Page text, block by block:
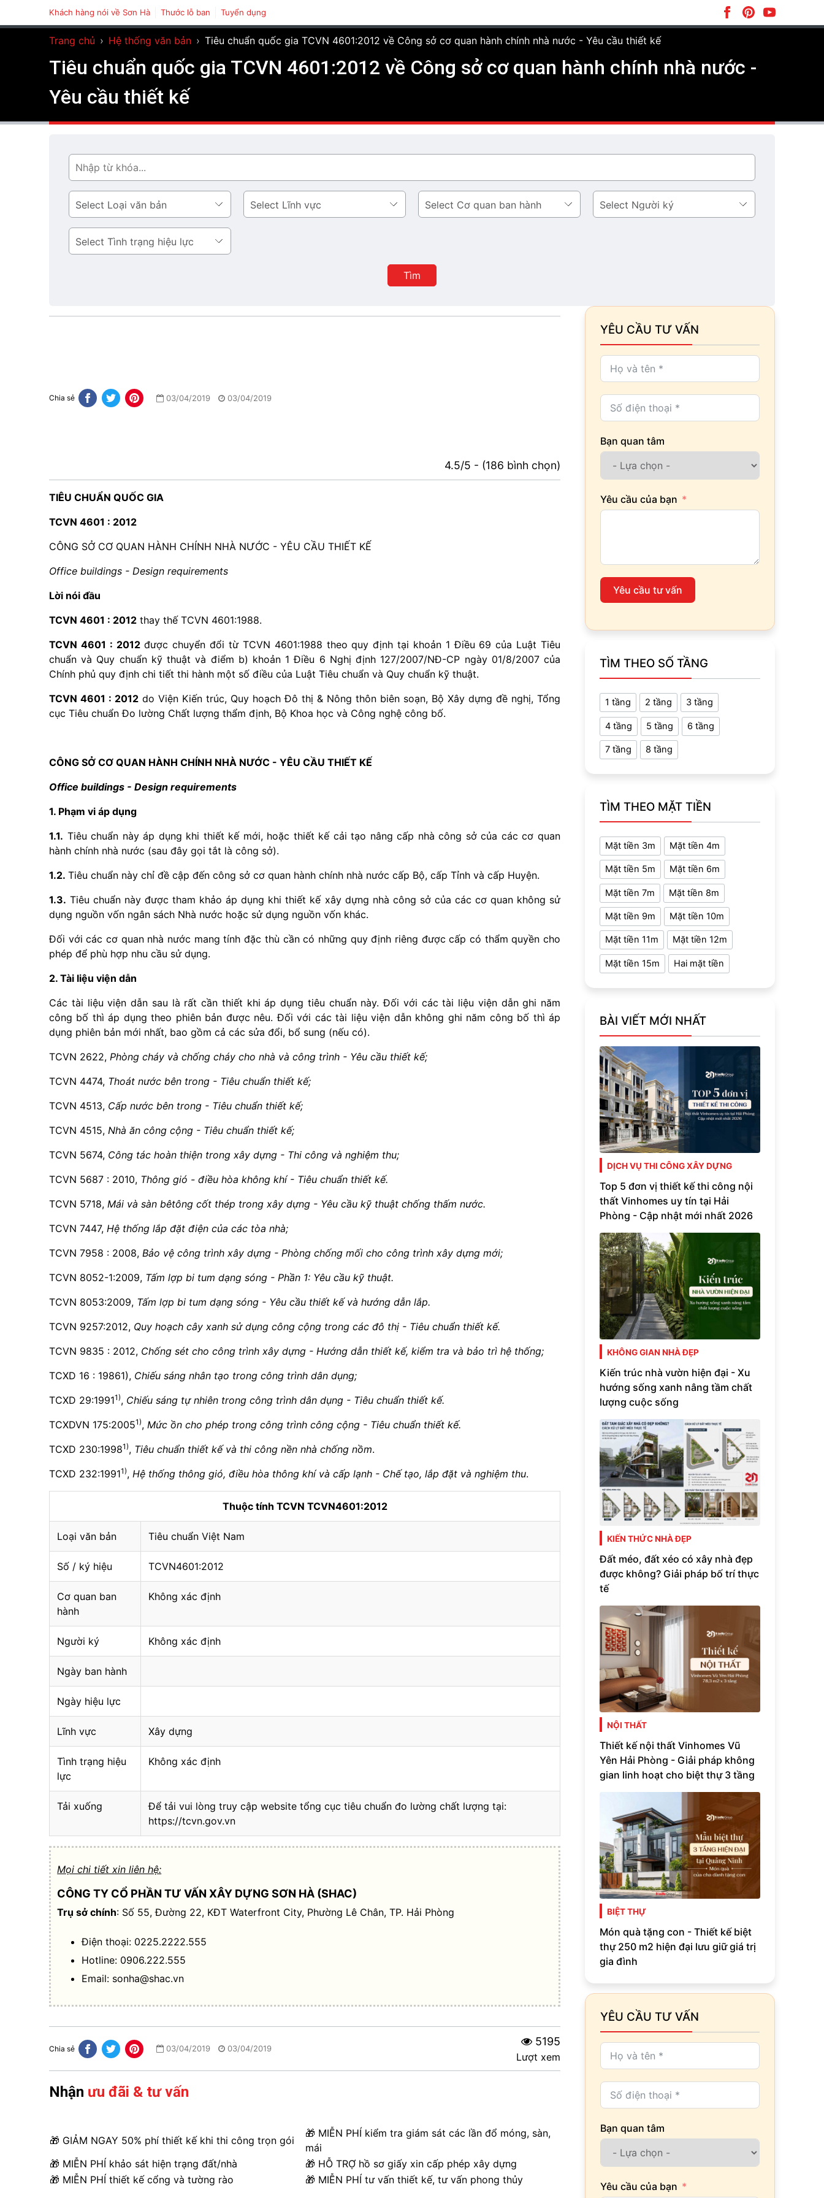
Khách hàng nói về Sơn Hà Thước lỗ ban Tuyển dụng
Trang chủ › Hệ thống văn bản › Tiêu chuẩn quốc gia TCVN 4601:2012 về Công sở cơ quan hành chính nhà nước - Yêu cầu thiết kế
Tiêu chuẩn quốc gia TCVN 4601:2012 về Công sở cơ quan hành chính nhà nước -
Yêu cầu thiết kế
Tìm
Loại
văn
bản
Lĩnh
vực
Cơ
quan
Người
ký
Tình
trạng
Tìm
Chia sẻ 03/04/2019 03/04/2019
4.5/5 - (186 bình chọn)
TIÊU CHUẨN QUỐC GIA
TCVN 4601 : 2012
CÔNG SỞ CƠ QUAN HÀNH CHÍNH NHÀ NƯỚC - YÊU CẦU THIẾT KẾ
Office buildings - Design requirements
Lời nói đầu
TCVN 4601 : 2012 thay thế TCVN 4601:1988.
TCVN 4601 : 2012được chuyển đổi từ TCVN 4601:1988 theo quy định tại khoản 1 Điều 69 của Luật Tiêu
chuẩn và Quy chuẩn kỹ thuật và điểm b) khoản 1 Điều 6 Nghị định 127/2007/NĐ-CP ngày 01/8/2007 của
Chính phủ quy định chi tiết thi hành một số điều của Luật Tiêu chuẩn và Quy chuẩn kỹ thuật.
TCVN 4601 : 2012 do Viện Kiến trúc, Quy hoạch Đô thị & Nông thôn biên soạn, Bộ Xây dựng đề nghị, Tổng
cục Tiêu chuẩn Đo lường Chất lượng thẩm định, Bộ Khoa học và Công nghệ công bố.
CÔNG SỞ CƠ QUAN HÀNH CHÍNH NHÀ NƯỚC - YÊU CẦU THIẾT KẾ
Office buildings - Design requirements
1. Phạm vi áp dụng
1.1. Tiêu chuẩn này áp dụng khi thiết kế mới, hoặc thiết kế cải tạo nâng cấp nhà công sở của các cơ quan
hành chính nhà nước (sau đây gọi tắt là công sở).
1.2. Tiêu chuẩn này chỉ đề cập đến công sở cơ quan hành chính nhà nước cấp Bộ, cấp Tỉnh và cấp Huyện.
1.3. Tiêu chuẩn này được tham khảo áp dụng khi thiết kế xây dựng nhà công sở của các cơ quan không sử
dụng nguồn vốn ngân sách Nhà nước hoặc sử dụng nguồn vốn khác.
Đối với các cơ quan nhà nước mang tính đặc thù cần có những quy định riêng được cấp có thẩm quyền cho
phép để phù hợp nhu cầu sử dụng.
2. Tài liệu viện dẫn
Các tài liệu viện dẫn sau là rất cần thiết khi áp dụng tiêu chuẩn này. Đối với các tài liệu viện dẫn ghi năm
công bố thì áp dụng theo phiên bản được nêu. Đối với các tài liệu viện dẫn không ghi năm công bố thì áp
dụng phiên bản mới nhất, bao gồm cả các sửa đổi, bổ sung (nếu có).
TCVN 2622, Phòng cháy và chống cháy cho nhà và công trình - Yêu cầu thiết kế;
TCVN 4474, Thoát nước bên trong - Tiêu chuẩn thiết kế;
TCVN 4513, Cấp nước bên trong - Tiêu chuẩn thiết kế;
TCVN 4515, Nhà ăn công cộng - Tiêu chuẩn thiết kế;
TCVN 5674, Công tác hoàn thiện trong xây dựng - Thi công và nghiệm thu;
TCVN 5687 : 2010, Thông gió - điều hòa không khí - Tiêu chuẩn thiết kế.
TCVN 5718, Mái và sàn bêtông cốt thép trong xây dựng - Yêu cầu kỹ thuật chống thấm nước.
TCVN 7447, Hệ thống lắp đặt điện của các tòa nhà;
TCVN 7958 : 2008, Bảo vệ công trình xây dựng - Phòng chống mối cho công trình xây dựng mới;
TCVN 8052-1:2009, Tấm lợp bi tum dạng sóng - Phần 1: Yêu cầu kỹ thuật.
TCVN 8053:2009, Tấm lợp bi tum dạng sóng - Yêu cầu thiết kế và hướng dẫn lắp.
TCVN 9257:2012, Quy hoạch cây xanh sử dụng công cộng trong các đô thị - Tiêu chuẩn thiết kế.
TCVN 9835 : 2012, Chống sét cho công trình xây dựng - Hướng dẫn thiết kế, kiểm tra và bảo trì hệ thống;
TCXD 16 : 19861), Chiếu sáng nhân tạo trong công trình dân dụng;
TCXD 29:19911), Chiếu sáng tự nhiên trong công trình dân dụng - Tiêu chuẩn thiết kế.
TCXDVN 175:20051), Mức ồn cho phép trong công trình công cộng - Tiêu chuẩn thiết kế.
TCXD 230:19981), Tiêu chuẩn thiết kế và thi công nền nhà chống nồm.
TCXD 232:19911), Hệ thống thông gió, điều hòa thông khí và cấp lạnh - Chế tạo, lắp đặt và nghiệm thu.
Thuộc tính TCVN TCVN4601:2012
Loại văn bản Tiêu chuẩn Việt Nam
Số / ký hiệu TCVN4601:2012
Cơ quan ban
hành
Không xác định
Người ký Không xác định
Ngày ban hành
Ngày hiệu lực
Lĩnh vực Xây dựng
Tình trạng hiệu
lực
Không xác định
Tải xuống
Để tải vui lòng truy cập website tổng cục tiêu chuẩn đo lường chất lượng tại:
https://tcvn.gov.vn
Mọi chi tiết xin liên hệ:
CÔNG TY CỔ PHẦN TƯ VẤN XÂY DỰNG SƠN HÀ (SHAC)
Trụ sở chính: Số 55, Đường 22, KĐT Waterfront City, Phường Lê Chân, TP. Hải Phòng
Điện thoại: 0225.2222.555
Hotline: 0906.222.555
Email: sonha@shac.vn
Chia sẻ 03/04/2019 03/04/2019
5195
Lượt xem
Nhận ưu đãi & tư vấn
🎁 GIẢM NGAY 50% phí thiết kế khi thi công trọn gói
🎁 MIỄN PHÍ kiểm tra giám sát các lần đổ móng, sàn,
mái
🎁 MIỄN PHÍ khảo sát hiện trạng đất/nhà
🎁 HỖ TRỢ hồ sơ giấy xin cấp phép xây dựng
🎁 MIỄN PHÍ thiết kế cổng và tường rào
🎁 MIỄN PHÍ tư vấn thiết kế, tư vấn phong thủy
YÊU CẦU TƯ VẤN
Bạn quan tâm
Yêu cầu của bạn
Yêu cầu tư vấn
TÌM THEO SỐ TẦNG
1 tầng 2 tầng 3 tầng
4 tầng 5 tầng 6 tầng
7 tầng 8 tầng
TÌM THEO MẶT TIỀN
Mặt tiền 3m Mặt tiền 4m
Mặt tiền 5m Mặt tiền 6m
Mặt tiền 7m Mặt tiền 8m
Mặt tiền 9m Mặt tiền 10m
Mặt tiền 11m Mặt tiền 12m
Mặt tiền 15m Hai mặt tiền
BÀI VIẾT MỚI NHẤT
DỊCH VỤ THI CÔNG XÂY DỰNG
Top 5 đơn vị thiết kế thi công nội
thất Vinhomes uy tín tại Hải
Phòng - Cập nhật mới nhất 2026
KHÔNG GIAN NHÀ ĐẸP
Kiến trúc nhà vườn hiện đại - Xu
hướng sống xanh nâng tầm chất
lượng cuộc sống
KIẾN THỨC NHÀ ĐẸP
Đất méo, đất xéo có xây nhà đẹp
được không? Giải pháp bố trí thực
tế
NỘI THẤT
Thiết kế nội thất Vinhomes Vũ
Yên Hải Phòng - Giải pháp không
gian linh hoạt cho biệt thự 3 tầng
BIỆT THỰ
Món quà tặng con - Thiết kế biệt
thự 250 m2 hiện đại lưu giữ giá trị
gia đình
YÊU CẦU TƯ VẤN
Bạn quan tâm
Yêu cầu của bạn